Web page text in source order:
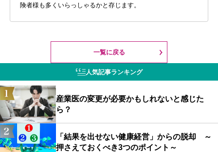
険者様も多くいらっしゃるかと存じます。
一覧に戻る
人気記事ランキング
産業医の変更が必要かもしれないと感じた
ら？
「結果を出せない健康経営」からの脱却 ～
押さえておくべき3つのポイント～